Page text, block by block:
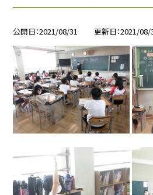
公開日 2021/08/31 更新日 2021/08/